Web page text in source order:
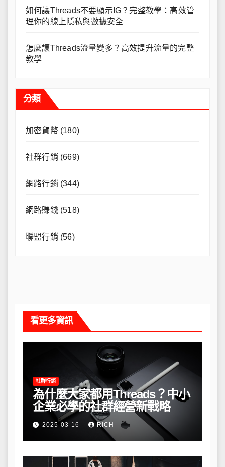
如何讓Threads不要顯示IG？完整教學：高效管
理你的線上隱私與數據安全
怎麼讓Threads流量變多？高效提升流量的完整
教學
分類
加密貨幣(180)
社群行銷 (669)
網路行銷 (344)
網路賺錢(518)
聯盟行銷 (56)
看更多資訊
社群行銷
為什麼大家都用Threads？中小
企業必學的社群經營新戰略
2025-03-16 RICH